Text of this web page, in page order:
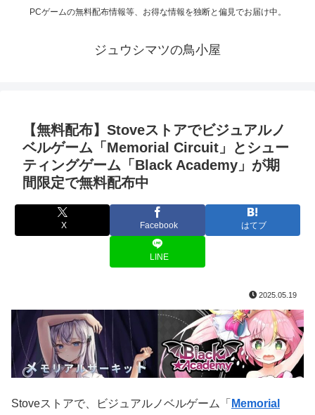
PCゲームの無料配布情報等、お得な情報を独断と偏見でお届け中。
ジュウシマツの鳥小屋
【無料配布】Stoveストアでビジュアルノ
ベルゲーム「Memorial Circuit」とシュー
ティングゲーム「Black Academy」が期
間限定で無料配布中
X Facebook はてブ
LINE
2025.05.19
Stoveストアで、ビジュアルノベルゲーム「 Memorial